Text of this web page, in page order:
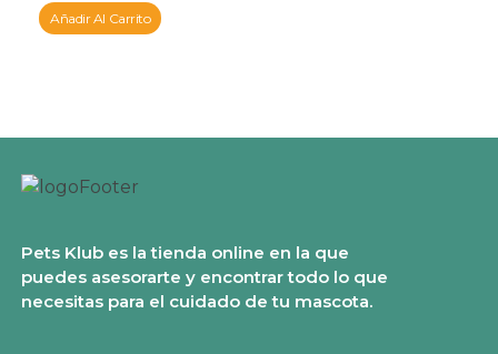
Añadir Al Carrito
Pets Klub es la tienda online en la que
puedes asesorarte y encontrar todo lo que
necesitas para el cuidado de tu mascota.